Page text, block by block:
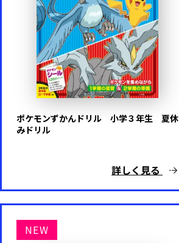
ポケモンずかんドリル 小学３年生 夏休
みドリル
詳しく見る
NEW